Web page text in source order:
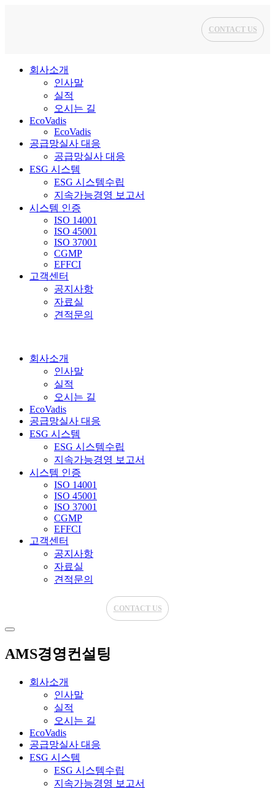
CONTACT US
회사소개
인사말
실적
오시는 길
EcoVadis
EcoVadis
공급망실사 대응
공급망실사 대응
ESG 시스템
ESG 시스템수립
지속가능경영 보고서
시스템 인증
ISO 14001
ISO 45001
ISO 37001
CGMP
EFFCI
고객센터
공지사항
자료실
견적문의
회사소개
인사말
실적
오시는 길
EcoVadis
공급망실사 대응
ESG 시스템
ESG 시스템수립
지속가능경영 보고서
시스템 인증
ISO 14001
ISO 45001
ISO 37001
CGMP
EFFCI
고객센터
공지사항
자료실
견적문의
CONTACT US
AMS경영컨설팅
회사소개
인사말
실적
오시는 길
EcoVadis
공급망실사 대응
ESG 시스템
ESG 시스템수립
지속가능경영 보고서